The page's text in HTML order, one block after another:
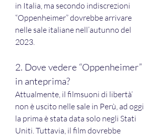
in Italia, ma secondo indiscrezioni
“Oppenheimer” dovrebbe arrivare
nelle sale italiane nell’autunno del
2023.
2. Dove vedere “Oppenheimer”
in anteprima?
Attualmente, il filmsuoni di libertà‘
non è uscito nelle sale in Perù, ad oggi
la prima è stata data solo negli Stati
Uniti. Tuttavia, il film dovrebbe